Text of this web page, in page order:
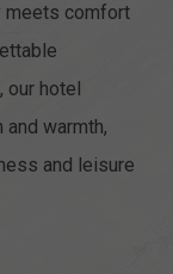
meets comfort
our hotel
warmth,
and leisure